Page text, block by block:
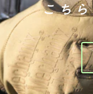
こち